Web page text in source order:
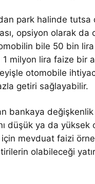
park halinde
opsiyon olarak da
bile 50 bin lira
milyon lira faize bir
otomobile
getiri sağlayabilir.
bankaya
düşük ya da
mevduat faizi
olabileceği